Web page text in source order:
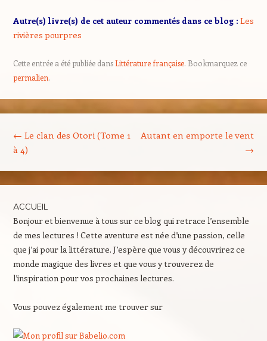
Autre(s) livre(s) de cet auteur commentés dans ce blog : Les
rivières pourpres
Cette entrée a été publiée dansLittérature française. Bookmarquez ce
permalien.
← Le clan des Otori (Tome 1
à 4)
Autant en emporte le vent
→
ACCUEIL
Bonjour et bienvenue à tous sur ce blog qui retrace l’ensemble
de mes lectures ! Cette aventure est née d’une passion, celle
que j’ai pour la littérature. J’espère que vous y découvrirez ce
monde magique des livres et que vous y trouverez de
l’inspiration pour vos prochaines lectures.
Vous pouvez également me trouver sur